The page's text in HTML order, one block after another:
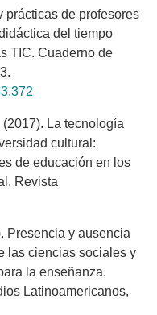
prácticas de profesores
del tiempo
TIC. Cuaderno de
La tecnología
cultural:
de educación en los
Revista
Presencia y ausencia
las ciencias sociales y
la enseñanza.
Latinoamericanos,